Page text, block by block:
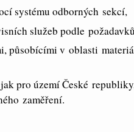
systému odborných sekcí,
služeb podle
působícími v oblasti
pro území České
zaměření.